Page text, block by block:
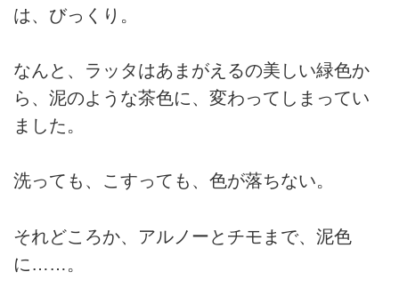
は、びっくり。
なんと、ラッタはあまがえるの美しい緑色か
ら、泥のような茶色に、変わってしまってい
ました。
洗っても、こすっても、色が落ちない。
それどころか、アルノーとチモまで、泥色
に……。